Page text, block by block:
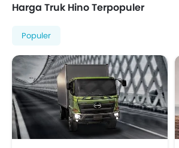
Harga Truk Hino Terpopuler
Populer